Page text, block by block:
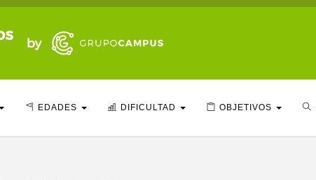
EDADES DIFICULTAD OBJETIVOS